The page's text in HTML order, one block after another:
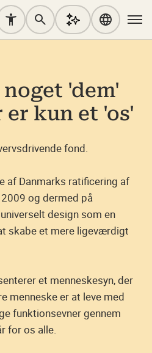
'dem'
er kun et 'os'
fond.
af Danmarks ratificering af
og dermed på
design som en
skabe et mere ligeværdigt
et menneskesyn, der
menneske er at leve med
funktionsevner gennem
for os alle.